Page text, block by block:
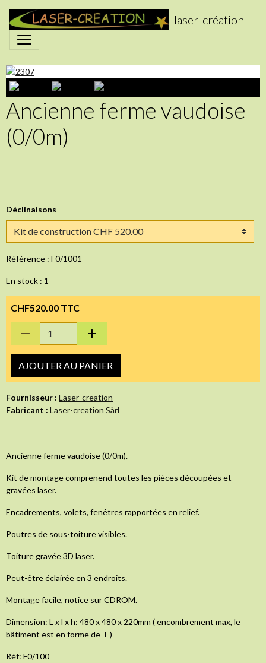
laser-création
Ancienne ferme vaudoise
(0/0m)
Déclinaisons
Référence : F0/1001
En stock : 1
CHF520.00 TTC
AJOUTER AU PANIER
Fournisseur : Laser-creation
Fabricant : Laser-creation Sàrl
Ancienne ferme vaudoise (0/0m).
Kit de montage comprenend toutes les pièces découpées et
gravées laser.
Encadrements, volets, fenêtres rapportées en relief.
Poutres de sous-toiture visibles.
Toiture gravée 3D laser.
Peut-être éclairée en 3 endroits.
Montage facile, notice sur CDROM.
Dimension: L x l x h: 480 x 480 x 220mm ( encombrement max, le
bâtiment est en forme de T )
Réf: F0/100